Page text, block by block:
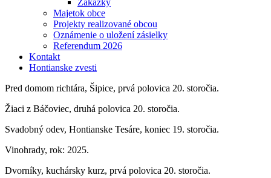
Zákazky
Majetok obce
Projekty realizované obcou
Oznámenie o uložení zásielky
Referendum 2026
Kontakt
Hontianske zvesti
Pred domom richtára, Šipice, prvá polovica 20. storočia.
Žiaci z Báčoviec, druhá polovica 20. storočia.
Svadobný odev, Hontianske Tesáre, koniec 19. storočia.
Vinohrady, rok: 2025.
Dvorníky, kuchársky kurz, prvá polovica 20. storočia.